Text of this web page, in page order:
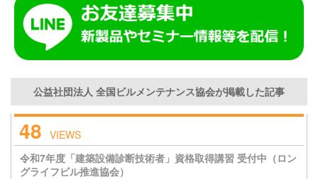
公益社団法人 全国ビルメンテナンス協会が掲載した記事
48 VIEWS
令和7年度「建築設備診断技術者」資格取得講習 受付中（ロン
グライフビル推進協会）